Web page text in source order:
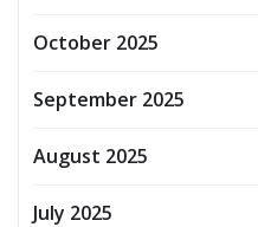
October 2025
September 2025
August 2025
July 2025